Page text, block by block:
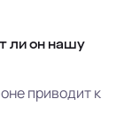
ли он нашу
приводит к